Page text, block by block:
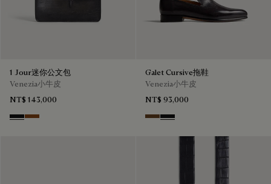
1 Jour迷你公文包
Venezia小牛皮
NT$ 143,000
Nero Grigio
Cacao Intenso
Galet Cursive拖鞋
Venezia小牛皮
NT$ 93,000
Tobacco Bis
Nero Grigio